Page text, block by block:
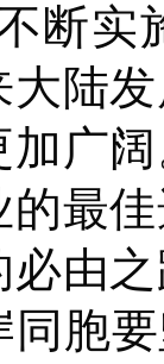
断实
大陆
加广
的最
必由
胞